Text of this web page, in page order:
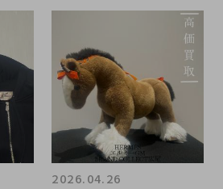
御徒町店｜Bolide 31 Tau
rillon Clemence／ボリ
ード 31 トリヨンクレマン
ス入荷｜Buy & Sell Luxu
ry in Ueno Tokyo｜Tax
-Free Available
2026.04.26